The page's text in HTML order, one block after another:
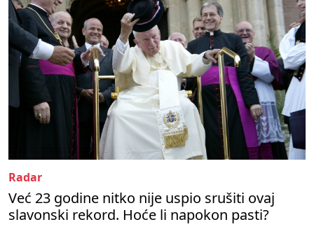
Radar
Već 23 godine nitko nije uspio srušiti ovaj
slavonski rekord. Hoće li napokon pasti?